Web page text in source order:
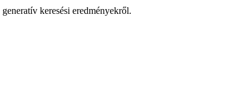
keresési eredményekről.